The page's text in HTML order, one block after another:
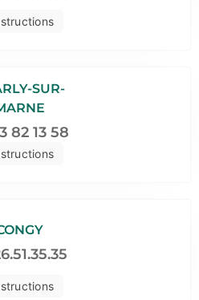
SUR-
82 13 58